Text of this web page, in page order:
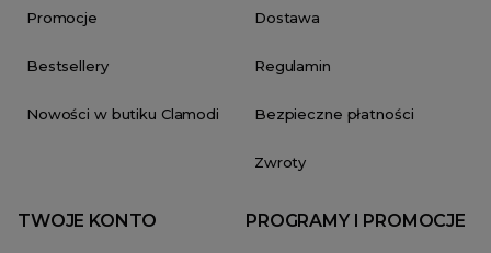
Promocje
Bestsellery
Nowości w butiku Clamodi
Dostawa
Regulamin
Bezpieczne płatności
Zwroty
TWOJE KONTO PROGRAMY I PROMOCJE